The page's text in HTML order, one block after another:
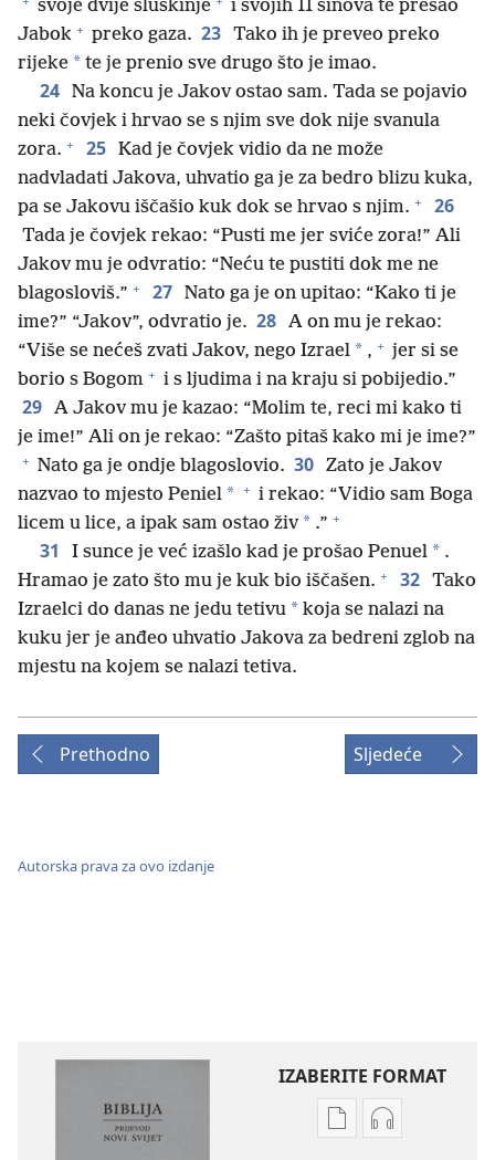
svoje dvije sluškinje
i svojih 11 sinova te prešao
Jabok + preko gaza. 23 Tako ih je preveo preko
rijeke * te je prenio sve drugo što je imao.
24 Na koncu je Jakov ostao sam. Tada se pojavio
neki čovjek i hrvao se s njim sve dok nije svanula
zora. + 25 Kad je čovjek vidio da ne može
nadvladati Jakova, uhvatio ga je za bedro blizu kuka,
pa se Jakovu iščašio kuk dok se hrvao s njim. + 26
Tada je čovjek rekao: “Pusti me jer sviće zora!” Ali
Jakov mu je odvratio: “Neću te pustiti dok me ne
blagosloviš.” + 27 Nato ga je on upitao: “Kako ti je
ime?” “Jakov”, odvratio je. 28 A on mu je rekao:
“Više se nećeš zvati Jakov, nego Izrael * , + jer si se
borio s Bogom + i s ljudima i na kraju si pobijedio.”
29 A Jakov mu je kazao: “Molim te, reci mi kako ti
je ime!” Ali on je rekao: “Zašto pitaš kako mi je ime?”
+ Nato ga je ondje blagoslovio. 30 Zato je Jakov
nazvao to mjesto Peniel * + i rekao: “Vidio sam Boga
licem u lice, a ipak sam ostao živ * .” +
31 I sunce je već izašlo kad je prošao Penuel * .
Hramao je zato što mu je kuk bio iščašen. + 32 Tako
Izraelci do danas ne jedu tetivu * koja se nalazi na
kuku jer je anđeo uhvatio Jakova za bedreni zglob na
mjestu na kojem se nalazi tetiva.
Prethodno Sljedeće
Autorska prava za ovo izdanje
IZABERITE FORMAT
PostavkePostavke